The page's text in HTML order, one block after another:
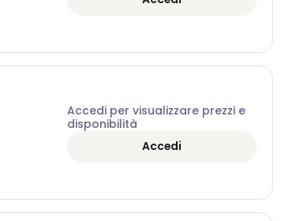
Accedi per visualizzare prezzi e
disponibilità
Accedi